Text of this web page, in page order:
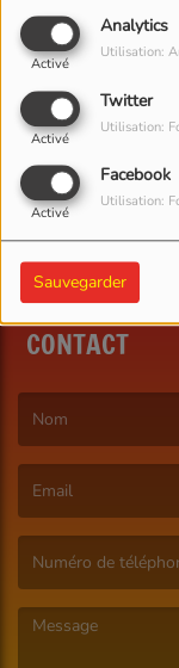
Analytics
Activé
Utilisation:
Twitter
Activé
Utilisation:
Facebook
Activé
Utilisation:
Sauvegarder
CONTACT